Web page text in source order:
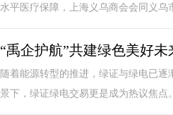
水平医疗保障，上海义乌商会会同义
“禹企护航”共建绿色美好
随着能源转型的推进，绿证与绿电已
景下，绿证绿电交易更是成为热议焦